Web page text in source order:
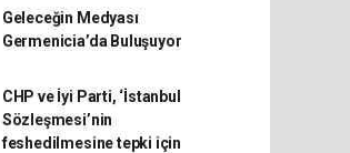
Geleceğin Medyası
Germenicia’da Buluşuyor
CHP ve İyi Parti, ‘İstanbul
Sözleşmesi’nin
feshedilmesine tepki için